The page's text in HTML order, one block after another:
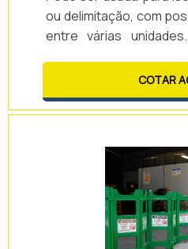
ou delimitação, com
entre várias
benefício e entrega
COTAR